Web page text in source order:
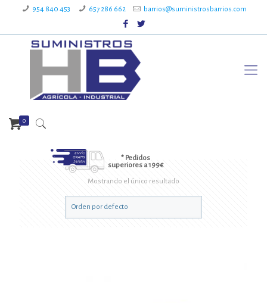
954 840 453 657 286 662 barrios@suministrosbarrios.com
* Pedidos
superiores a 199€
0
Mostrando el único resultado